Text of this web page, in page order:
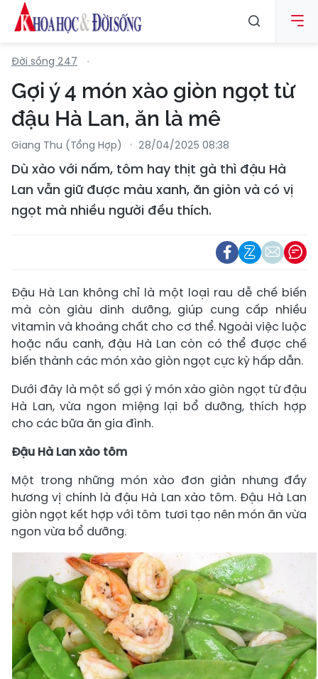
Đời sống 247
Gợi ý 4 món xào giòn ngọt từ
đậu Hà Lan, ăn là mê
Giang Thu (Tổng Hợp) 28/04/2025 08:38
Dù xào với nấm, tôm hay thịt gà thì đậu Hà
Lan vẫn giữ được màu xanh, ăn giòn và có vị
ngọt mà nhiều người đều thích.
Đậu Hà Lan không chỉ là một loại rau dễ chế biến
mà còn giàu dinh dưỡng, giúp cung cấp nhiều
vitamin và khoáng chất cho cơ thể. Ngoài việc luộc
hoặc nấu canh, đậu Hà Lan còn có thể được chế
biến thành các món xào giòn ngọt cực kỳ hấp dẫn.
Dưới đây là một số gợi ý món xào giòn ngọt từ đậu
Hà Lan, vừa ngon miệng lại bổ dưỡng, thích hợp
cho các bữa ăn gia đình.
Đậu Hà Lan xào tôm
Một trong những món xào đơn giản nhưng đầy
hương vị chính là đậu Hà Lan xào tôm. Đậu Hà Lan
giòn ngọt kết hợp với tôm tươi tạo nên món ăn vừa
ngon vừa bổ dưỡng.